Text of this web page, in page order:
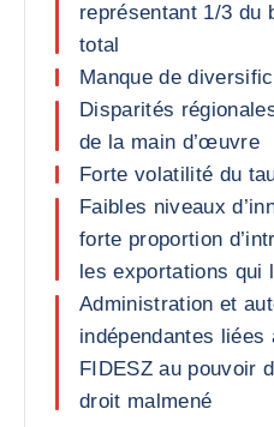
représentant 1/3 du
total
Manque de
Disparités
de la main d’œuvre
Forte volatilité du
Faibles niveaux
forte proportion
les exportations qui
Administration et
indépendantes liées
FIDESZ au pouvoir
droit malmené